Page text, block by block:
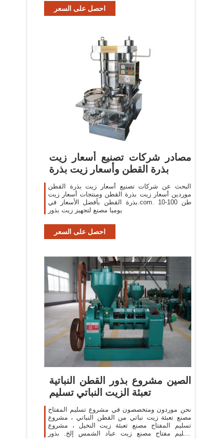
احصل على السعر
مصادر شركات تصنيع أسعار زيت
بذرة القطن وأسعار زيت بذرة
البحث عن شركات تصنيع أسعار زيت بذرة القطن
موردين أسعار زيت بذرة القطن ومنتجات أسعار زيت
بذرة القطن بأفضل الأسعار في.com. 10-100 طن
يوميا مصنع لتجهيز زيت بذور
احصل على السعر
الصين مشروع بذور القطن النباتية
تعبئة الزيت النباتي تسليم
نحن موردون ومتخصصون في مشروع تسليم المفتاح
مصنع تعبئة زيت نباتي من القطن النباتي ، مشروع
تسليم المفتاح مصنع تعبئة زيت النخيل ، مشروع
تسليم مفتاح مصنع زيت عباد الشمس إلخ. بذور